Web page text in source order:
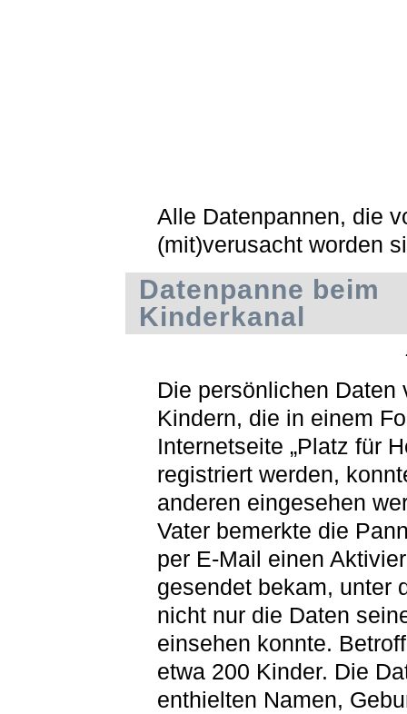
Alle Datenpannen, die
(mit)verusacht worden
Datenpanne beim
Kinderkanal
Die persönlichen Daten
Kindern, die in einem
Internetseite „Platz für
registriert werden,
anderen eingesehen
Vater bemerkte die
per E-Mail einen
gesendet bekam, unter
nicht nur die Daten
einsehen konnte.
etwa 200 Kinder. Die
enthielten Namen,